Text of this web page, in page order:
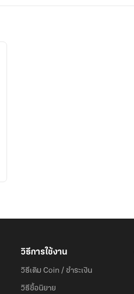
วิธีการใช้งาน
วิธีเติม Coin / ชำระเงิน
วิธีซื้อนิยาย